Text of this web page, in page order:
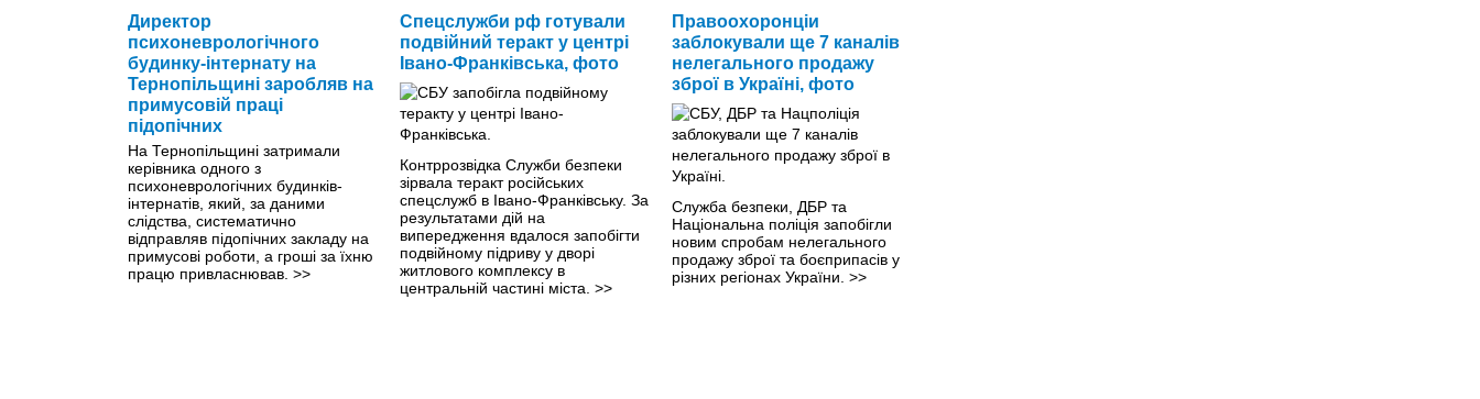
Директор
психоневрологічного
будинку-інтернату на
Тернопільщині заробляв на
примусовій праці
підопічних
На Тернопільщині затримали
керівника одного з
психоневрологічних будинків-
інтернатів, який, за даними
слідства, систематично
відправляв підопічних закладу на
примусові роботи, а гроші за їхню
працю привласнював. >>
Спецслужби рф готували
подвійний теракт у центрі
Івано-Франківська, фото
Контррозвідка Служби безпеки
зірвала теракт російських
спецслужб в Івано-Франківську. За
результатами дій на
випередження вдалося запобігти
подвійному підриву у дворі
житлового комплексу в
центральній частині міста. >>
Правоохоронціи
заблокували ще 7 каналів
нелегального продажу
зброї в Україні, фото
Служба безпеки, ДБР та
Національна поліція запобігли
новим спробам нелегального
продажу зброї та боєприпасів у
різних регіонах України. >>